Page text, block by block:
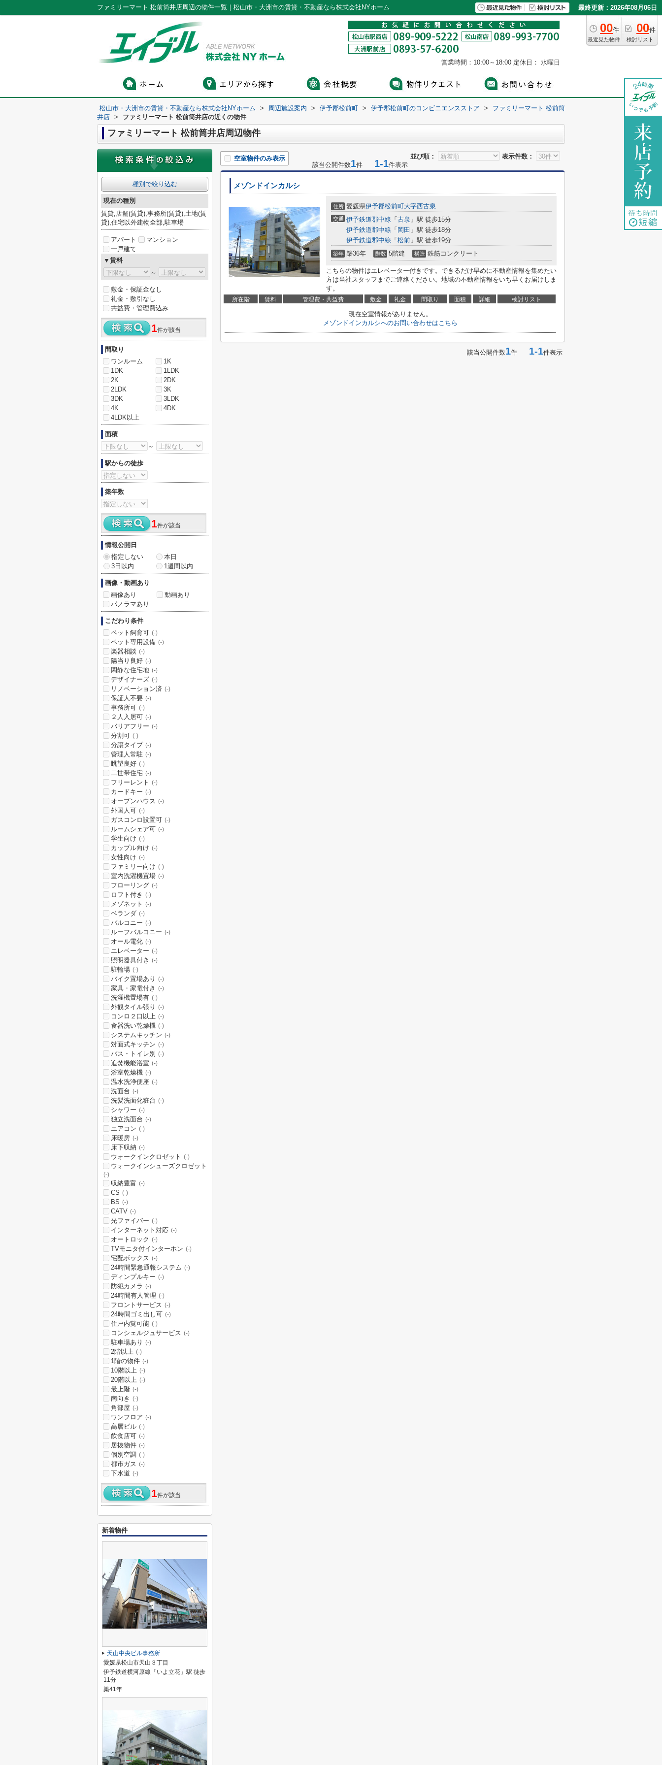
ファミリーマート 松前筒井店周辺の物件一覧｜松山市・大洲市の賃貸・不動産なら株式会社NYホーム 最終更新：2026年08月06日
00件
最近見た物件
00件
検討リスト
営業時間：10:00～18:00 定休日： 水曜日
松山市・大洲市の賃貸・不動産なら株式会社NYホーム > 周辺施設案内 > 伊予郡松前町 > 伊予郡松前町のコンビニエンスストア >
ファミリーマート 松前筒
井店 > ファミリーマート 松前筒井店の近くの物件
ファミリーマート 松前筒井店周辺物件
並び順： 表示件数：
空室物件のみ表示
該当公開件数1件 1-1件表示
メゾンドインカルシ
住所 愛媛県伊予郡松前町大字西古泉
交通 伊予鉄道郡中線 「 古泉 」駅 徒歩15分
伊予鉄道郡中線 「 岡田 」駅 徒歩18分
伊予鉄道郡中線 「 松前 」駅 徒歩19分
築年 築36年 階数 5階建 構造 鉄筋コンクリート
こちらの物件はエレベーター付きです。できるだけ早めに不動産情報を集めたい
方は当社スタッフまでご連絡ください。地域の不動産情報をいち早くお届けしま
す。
所在階 賃料 管理費・共益費 敷金 礼金 間取り 面積 詳細 検討リスト
現在空室情報がありません。
メゾンドインカルシへのお問い合わせはこちら
該当公開件数1件 1-1件表示
種別で絞り込む
現在の種別
賃貸,店舗(賃貸),事務所(賃貸),土地(賃
貸),住宅以外建物全部,駐車場
アパート
マンション
一戸建て
▼賃料
～
敷金・保証金なし
礼金・敷引なし
共益費・管理費込み
1件が該当
間取り
ワンルーム
1K
1DK
1LDK
2K
2DK
2LDK
3K
3DK
3LDK
4K
4DK
4LDK以上
面積
～
駅からの徒歩
築年数
1件が該当
情報公開日
指定しない
本日
3日以内
1週間以内
画像・動画あり
画像あり
動画あり
パノラマあり
こだわり条件
ペット飼育可 (-)
ペット専用設備 (-)
楽器相談 (-)
陽当り良好 (-)
閑静な住宅地 (-)
デザイナーズ (-)
リノベーション済 (-)
保証人不要 (-)
事務所可 (-)
２人入居可 (-)
バリアフリー (-)
分割可 (-)
分譲タイプ (-)
管理人常駐 (-)
眺望良好 (-)
二世帯住宅 (-)
フリーレント (-)
カードキー (-)
オープンハウス (-)
外国人可 (-)
ガスコンロ設置可 (-)
ルームシェア可 (-)
学生向け (-)
カップル向け (-)
女性向け (-)
ファミリー向け (-)
室内洗濯機置場 (-)
フローリング (-)
ロフト付き (-)
メゾネット (-)
ベランダ (-)
バルコニー (-)
ルーフバルコニー (-)
オール電化 (-)
エレベーター (-)
照明器具付き (-)
駐輪場 (-)
バイク置場あり (-)
家具・家電付き (-)
洗濯機置場有 (-)
外観タイル張り (-)
コンロ２口以上 (-)
食器洗い乾燥機 (-)
システムキッチン (-)
対面式キッチン (-)
バス・トイレ別 (-)
追焚機能浴室 (-)
浴室乾燥機 (-)
温水洗浄便座 (-)
洗面台 (-)
洗髪洗面化粧台 (-)
シャワー (-)
独立洗面台 (-)
エアコン (-)
床暖房 (-)
床下収納 (-)
ウォークインクロゼット (-)
ウォークインシューズクロゼット
(-)
収納豊富 (-)
CS (-)
BS (-)
CATV (-)
光ファイバー (-)
インターネット対応 (-)
オートロック (-)
TVモニタ付インターホン (-)
宅配ボックス (-)
24時間緊急通報システム (-)
ディンプルキー (-)
防犯カメラ (-)
24時間有人管理 (-)
フロントサービス (-)
24時間ゴミ出し可 (-)
住戸内覧可能 (-)
コンシェルジュサービス (-)
駐車場あり (-)
2階以上 (-)
1階の物件 (-)
10階以上 (-)
20階以上 (-)
最上階 (-)
南向き (-)
角部屋 (-)
ワンフロア (-)
高層ビル (-)
飲食店可 (-)
居抜物件 (-)
個別空調 (-)
都市ガス (-)
下水道 (-)
1件が該当
新着物件
天山中央ビル事務所
愛媛県松山市天山３丁目
伊予鉄道横河原線「いよ立花」駅 徒歩
11分
築41年